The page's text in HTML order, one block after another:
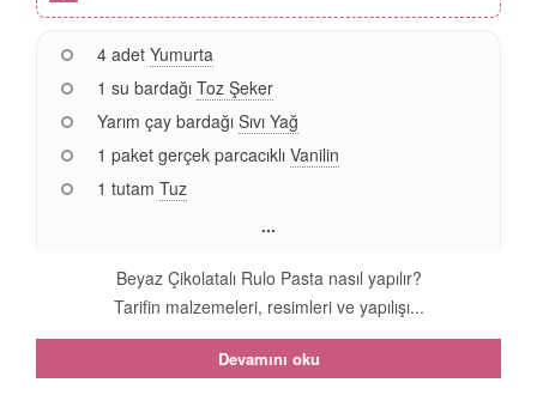
4 adet Yumurta
1 su bardağı Toz Şeker
Yarım çay bardağı Sıvı Yağ
1 paket gerçek parcacıklı Vanilin
1 tutam Tuz
...
Beyaz Çikolatalı Rulo Pasta nasıl yapılır?
Tarifin malzemeleri, resimleri ve yapılışı...
Devamını oku